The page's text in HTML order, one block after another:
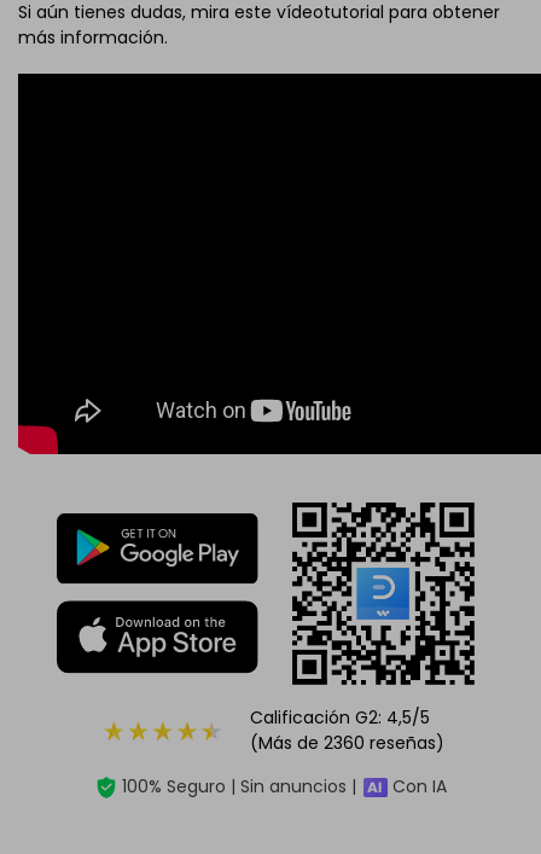
Si aún tienes dudas, mira este vídeotutorial para obtener
más información.
Calificación G2: 4,5/5
(Más de 2360 reseñas)
100% Seguro | Sin anuncios |
Con IA